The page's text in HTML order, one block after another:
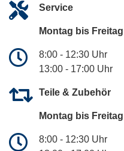
Service
Montag bis Freitag
8:00 - 12:30 Uhr
13:00 - 17:00 Uhr
Teile & Zubehör
Montag bis Freitag
8:00 - 12:30 Uhr